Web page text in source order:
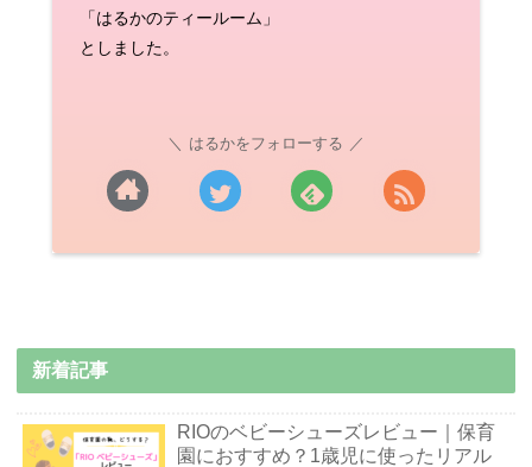
「はるかのティールーム」
としました。
はるかをフォローする
新着記事
RIOのベビーシューズレビュー｜保育
園におすすめ？1歳児に使ったリアル